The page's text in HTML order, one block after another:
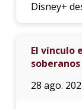
Disney+
El vínculo
soberanos
28 ago.